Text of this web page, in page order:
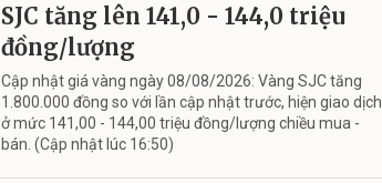
SJC tăng lên 141,0 - 144,0 triệu
đồng/lượng
Cập nhật giá vàng ngày 08/08/2026: Vàng SJC tăng
1.800.000 đồng so với lần cập nhật trước, hiện giao dịch
ở mức 141,00 - 144,00 triệu đồng/lượng chiều mua -
bán. (Cập nhật lúc 16:50)